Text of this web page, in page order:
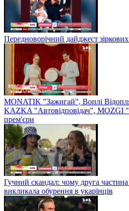
Передноворічний дайджест
MONATIK "Зажигай", Воплі
KAZKA "Автовідповідач", MOZGI
прем'єри
Гучний скандал: чому друга
викликала обурення в укарїнців